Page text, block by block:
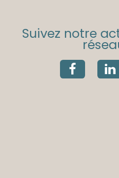
Suivez notre